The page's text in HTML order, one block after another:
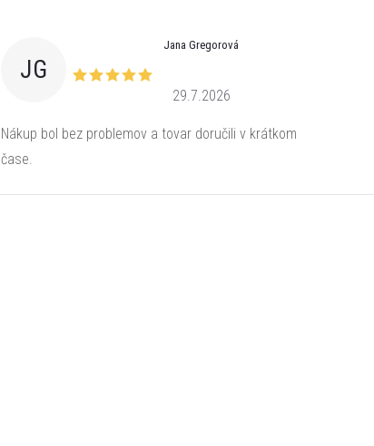
JG
Jana Gregorová
29.7.2026
Nákup bol bez problemov a tovar doručili v krátkom
čase.